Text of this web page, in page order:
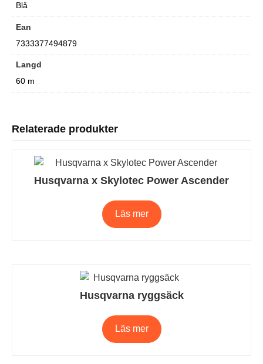
Blå
Ean
7333377494879
Langd
60 m
Relaterade produkter
Husqvarna x Skylotec Power Ascender
Läs mer
Husqvarna ryggsäck
Läs mer